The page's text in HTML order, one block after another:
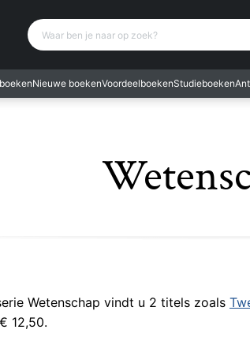
Waar ben je naar op zoek?
Nieuwe boekenVoordeelboekenStudieboeken
Wetenschap vindt u 2 titels zoals
12,50.